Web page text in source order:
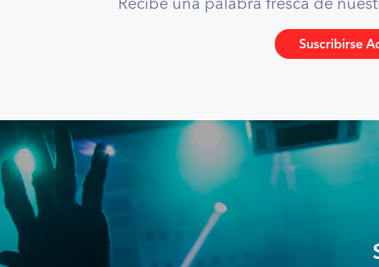
agota pero el Espíritu vivifica.
con todo el corazón y verán los cambios en su vida.
Métase con Dios, olvídese de todo y métase a
Busca a Dios.
Salmos 40:1 – 3 (RVR)
Tienes que estar pacientemente con Dios, en casa, en
Jehová te hace sacar del lodo de la desesperación.
cuando esperas a Dios y lo buscas hasta que lo
enfermedad se fue, el problema desapareció, eso está
Filipenses 4:6 (RVR)
La gente que no entra en el Espíritu comienza a
Recibe una palabra fresca de
Suscribirse